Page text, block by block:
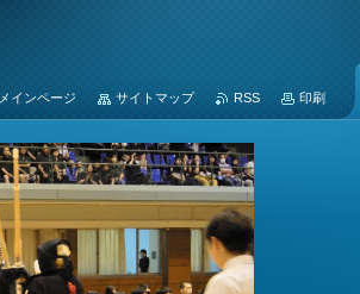
メインページ サイトマップ RSS 印刷